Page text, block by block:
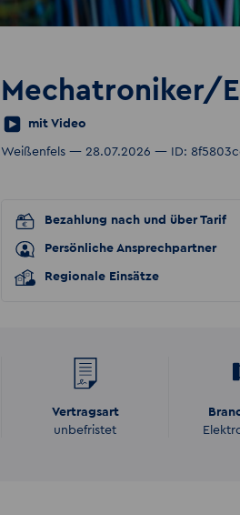
Mechatroniker/
mit Video
Weißenfels — 28.07.2026 — ID:
Bezahlung nach und über Tarif
Persönliche Ansprechpartner
Regionale Einsätze
Vertragsart
unbefristet